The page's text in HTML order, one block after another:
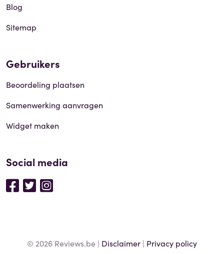
Blog
Sitemap
Gebruikers
Beoordeling plaatsen
Samenwerking aanvragen
Widget maken
Social media
© 2026 Reviews.be | Disclaimer | Privacy policy